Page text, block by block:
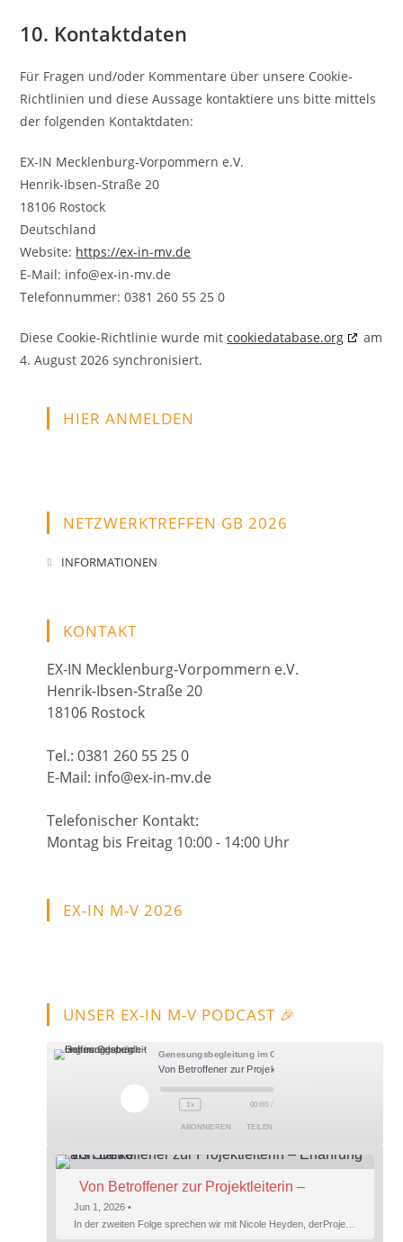
10. Kontaktdaten
Für Fragen und/oder Kommentare über unsere Cookie-
Richtlinien und diese Aussage kontaktiere uns bitte mittels
der folgenden Kontaktdaten:
EX-IN Mecklenburg-Vorpommern e.V.
Henrik-Ibsen-Straße 20
18106 Rostock
Deutschland
Website: https://ex-in-mv.de
E-Mail: info@ex-in-mv.de
Telefonnummer: 0381 260 55 25 0
Diese Cookie-Richtlinie wurde mitcookiedatabase.org
am
4. August 2026 synchronisiert.
HIER ANMELDEN
NETZWERKTREFFEN GB 2026
INFORMATIONEN
KONTAKT
EX-IN Mecklenburg-Vorpommern e.V.
Henrik-Ibsen-Straße 20
18106 Rostock
Tel.: 0381 260 55 25 0
E-Mail: info@ex-in-mv.de
Telefonischer Kontakt:
Montag bis Freitag 10:00 - 14:00 Uhr
EX-IN M-V 2026
UNSER EX-IN M-V PODCAST 🎉
Episode
1x 00:00 /
ABONNIEREN TEILEN
Von Betroffener zur Projektleiterin –
Erfahrung als Stärke
Jun 1, 2026 •